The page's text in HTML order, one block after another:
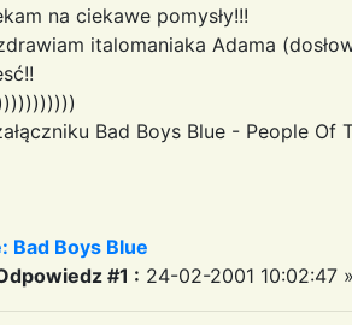
na ciekawe pomysły!!!
italomaniaka Adama
Bad Boys Blue - People Of
Bad Boys Blue
#1 : 24-02-2001 10:02:47